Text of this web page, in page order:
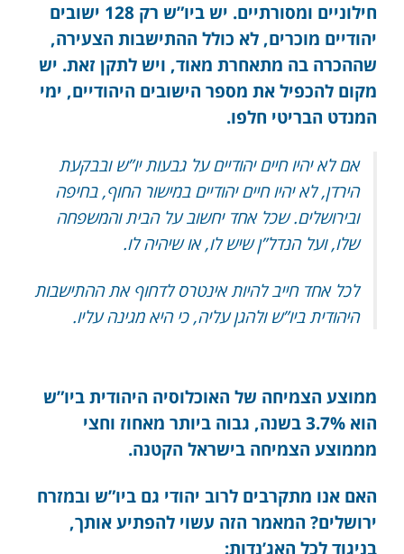
חילוניים ומסורתיים. יש ביו”ש רק 128 ישובים
יהודיים מוכרים, לא כולל ההתישבות הצעירה,
שההכרה בה מתאחרת מאוד, ויש לתקן זאת. יש
מקום להכפיל את מספר הישובים היהודיים, ימי
המנדט הבריטי חלפו.
אם לא יהיו חיים יהודיים על גבעות יו”ש ובבקעת
הירדן, לא יהיו חיים יהודיים במישור החוף, בחיפה
ובירושלים. שכל אחד יחשוב על הבית והמשפחה
שלו, ועל הנדל”ן שיש לו, או שיהיה לו.
לכל אחד חייב להיות אינטרס לדחוף את ההתישבות
היהודית ביו”ש ולהגן עליה, כי היא מגינה עליו.
ממוצע הצמיחה של האוכלוסיה היהודית ביו”ש
הוא 3.7% בשנה, גבוה ביותר מאחוז וחצי
מממוצע הצמיחה בישראל הקטנה.
האם אנו מתקרבים לרוב יהודי גם ביו”ש ובמזרח
ירושלים? המאמר הזה עשוי להפתיע אותך,
בניגוד לכל האג’נדות: